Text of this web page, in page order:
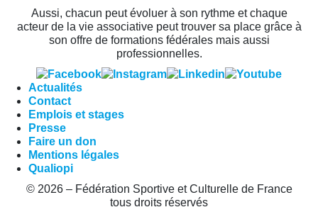
Aussi, chacun peut évoluer à son rythme et chaque
acteur de la vie associative peut trouver sa place grâce à
son offre de formations fédérales mais aussi
professionnelles.
Actualités
Contact
Emplois et stages
Presse
Faire un don
Mentions légales
Qualiopi
© 2026 – Fédération Sportive et Culturelle de France
tous droits réservés